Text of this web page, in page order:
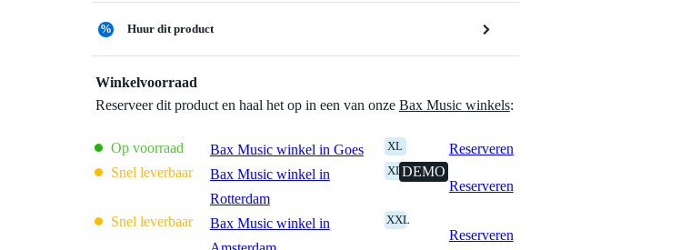
% Huur dit product
Winkelvoorraad
Reserveer dit product en haal het op in een van onze Bax Music winkels:
Op voorraad Bax Music winkel in Goes XL
Reserveren
Snel leverbaar
Bax Music winkel in
Rotterdam
XLDEMO
Reserveren
Snel leverbaar
Bax Music winkel in
XXL
Reserveren